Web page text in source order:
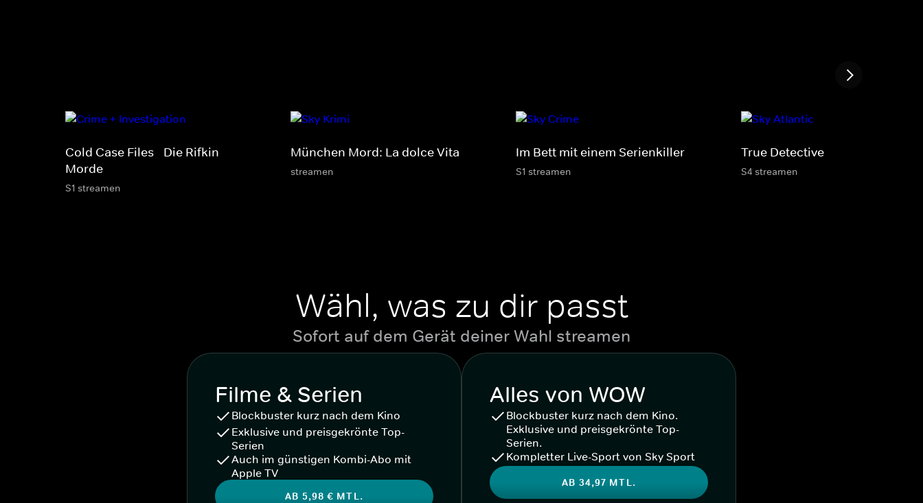
Cold Case Files - Die Rifkin-
Morde
S1 streamen
München Mord: La dolce Vita
streamen
Im Bett mit einem Serienkiller
S1 streamen
True Detective
S4 streamen
Wähl, was zu dir passt
Sofort auf dem Gerät deiner Wahl streamen
Filme & Serien
Blockbuster kurz nach dem Kino
Exklusive und preisgekrönte Top-
Serien
Auch im günstigen Kombi-Abo mit
Apple TV
AB 5,98 € MTL.
Alles von WOW
Blockbuster kurz nach dem Kino.
Exklusive und preisgekrönte Top-
Serien.
Kompletter Live-Sport von Sky Sport
AB 34,97 MTL.